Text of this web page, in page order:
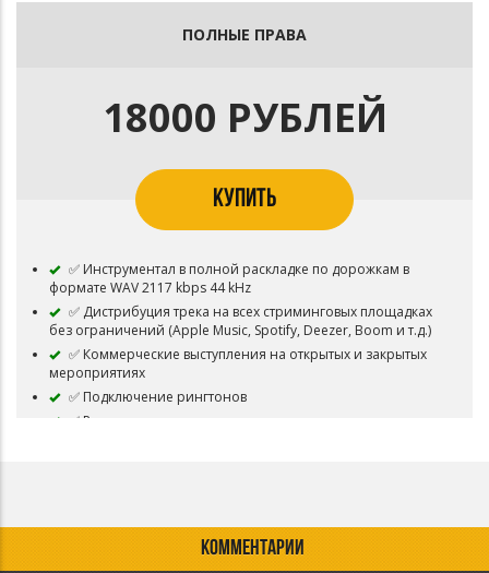
✅ Ротации трека на радиоПОЛНЫЕ ПРАВА
18000 РУБЛЕЙ
КУПИТЬ
✅ Инструментал в полной раскладке по дорожкам в
формате WAV 2117 kbps 44 kHz
✅ Дистрибуция трека на всех стриминговых площадках
без ограничений (Apple Music, Spotify, Deezer, Boom и т.д.)
✅ Коммерческие выступления на открытых и закрытых
мероприятиях
✅ Подключение рингтонов
✅ Ротации трека на радио
✅ Авторские отчисления при работе с паблишингами
✅ Профессиональный договор
КОММЕНТАРИИ